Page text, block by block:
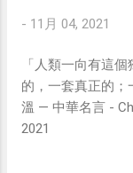
- 11月 04, 2021
「人類一向有這
的，一套真正的；
溫 — 中華名言 -
2021